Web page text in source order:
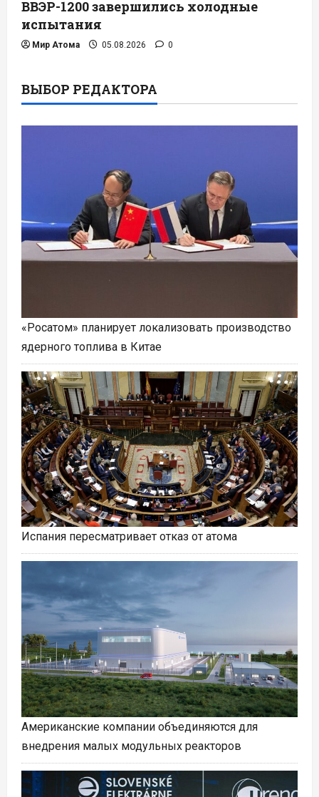
ВВЭР-1200 завершились холодные
испытания
Мир Атома 05.08.2026 0
ВЫБОР РЕДАКТОРА
«Росатом» планирует локализовать производство
ядерного топлива в Китае
Испания пересматривает отказ от атома
Американские компании объединяются для
внедрения малых модульных реакторов